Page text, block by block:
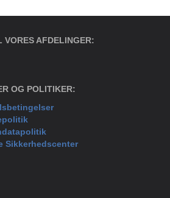
VORES AFDELINGER:
OG POLITIKER:
Sikkerhedscenter